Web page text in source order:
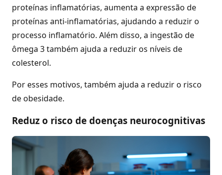
proteínas inflamatórias, aumenta a expressão de
proteínas anti-inflamatórias, ajudando a reduzir o
processo inflamatório. Além disso, a ingestão de
ômega 3 também ajuda a reduzir os níveis de
colesterol.
Por esses motivos, também ajuda a reduzir o risco
de obesidade.
Reduz o risco de doenças neurocognitivas